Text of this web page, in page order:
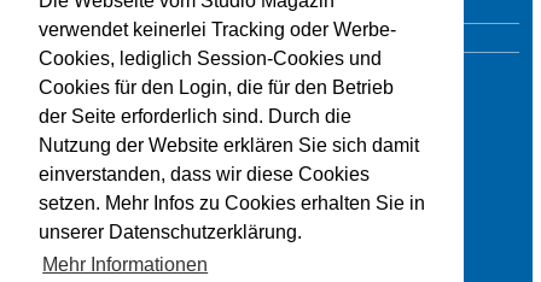
verwendet keinerlei Tracking oder Werbe-
Cookies, lediglich Session-Cookies und
Cookies für den Login, die für den Betrieb
der Seite erforderlich sind. Durch die
Nutzung der Website erklären Sie sich damit
einverstanden, dass wir diese Cookies
setzen. Mehr Infos zu Cookies erhalten Sie in
unserer Datenschutzerklärung.
Mehr Informationen
Sonderpublikationen
Impressum
Datenschutz
» zur Studio-Website